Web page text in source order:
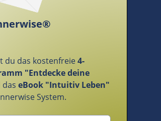
du das kostenfreie4-
"Entdecke deine
das eBook "Intuitiv Leben"
System.